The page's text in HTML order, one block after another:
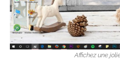
Affichez une